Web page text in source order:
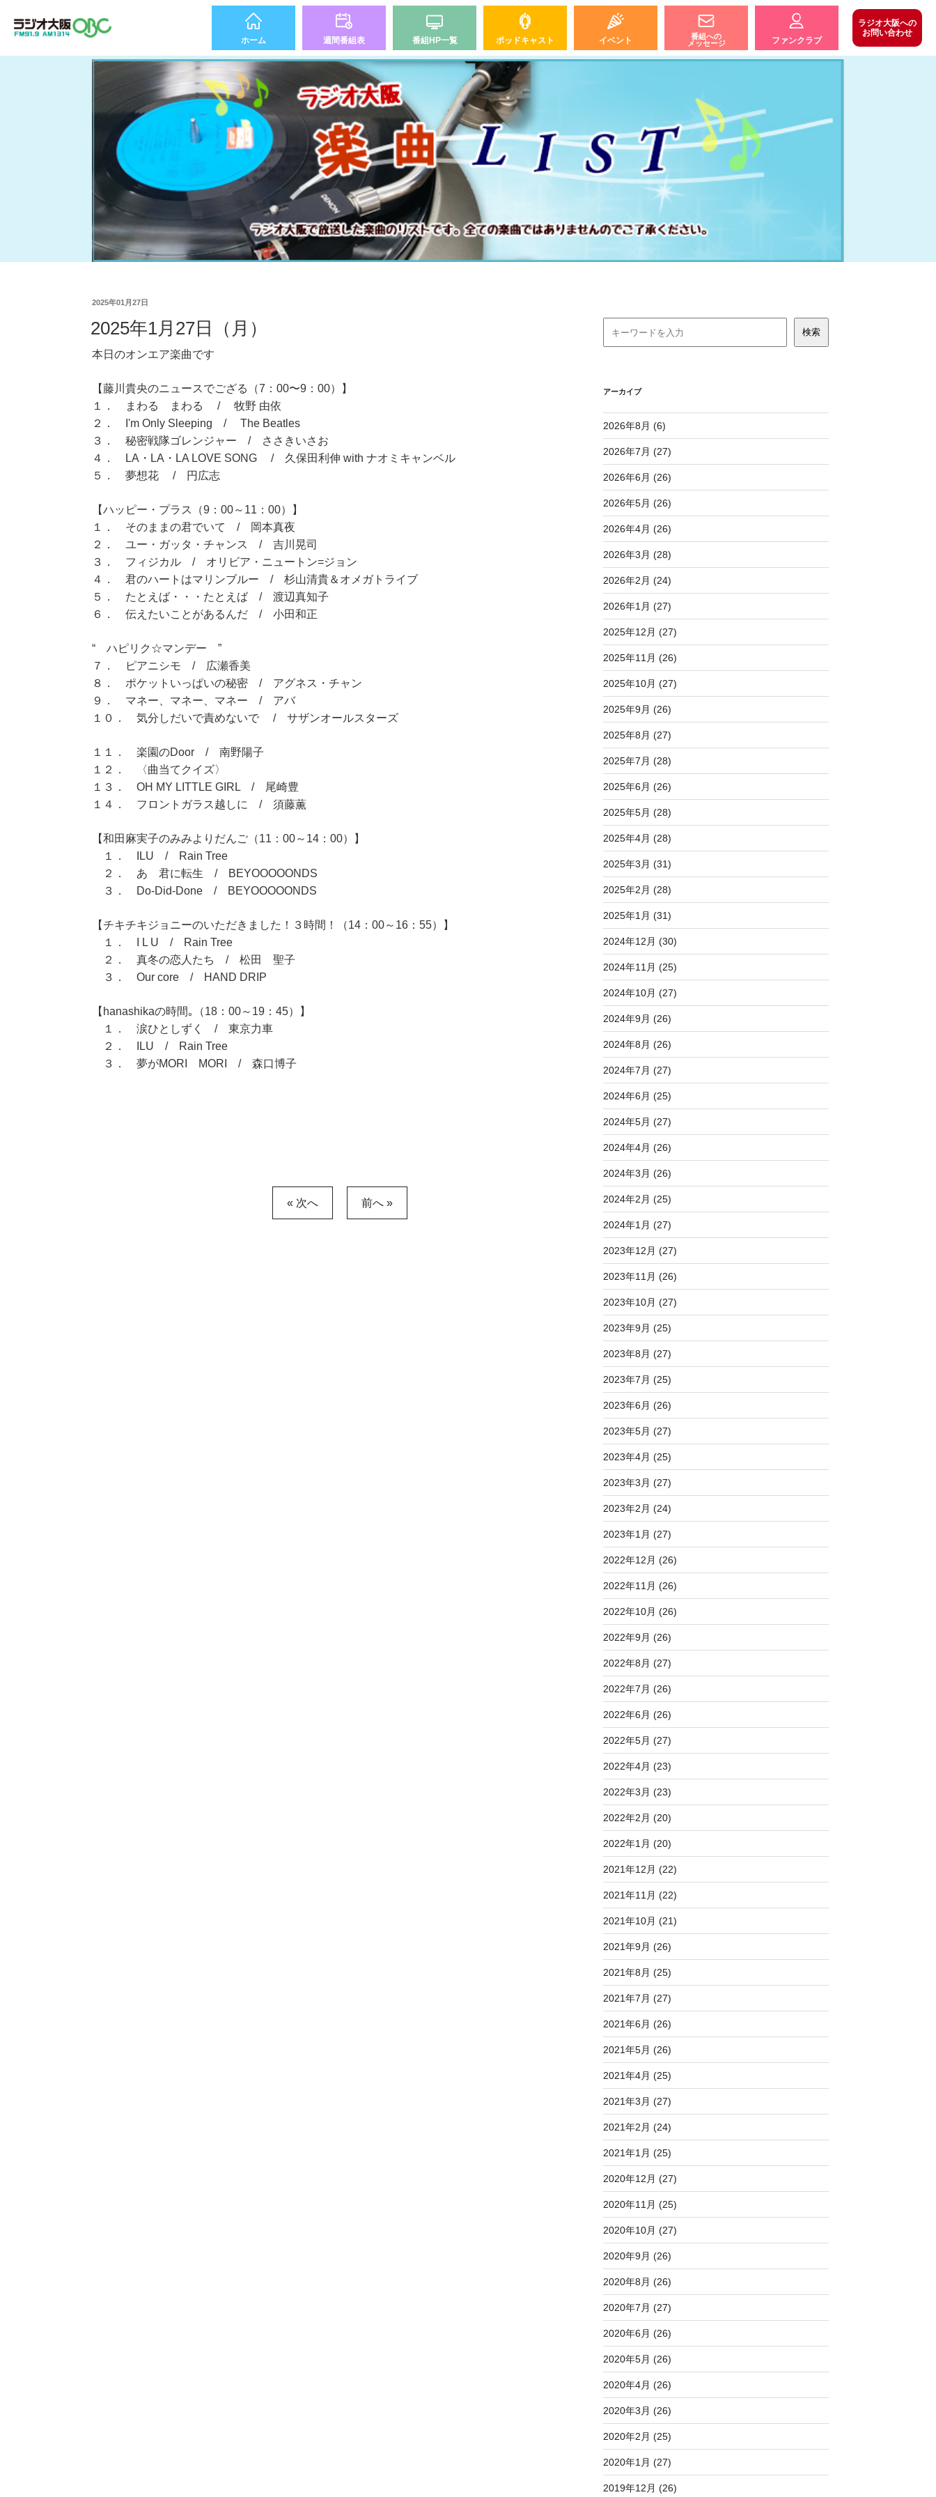
ホーム 週間番組表 番組HP一覧 ポッドキャスト イベント
番組への
メッセージ
ファンクラブ
ラジオ大阪への
お問い合わせ
2025年01月27日
2025年1月27日（月）
本日のオンエア楽曲です
【藤川貴央のニュースでござる（7：00〜9：00）】
１． まわる まわる / 牧野 由依
２． I'm Only Sleeping / The Beatles
３． 秘密戦隊ゴレンジャー / ささきいさお
４． LA・LA・LA LOVE SONG / 久保田利伸 with ナオミキャンベル
５． 夢想花 / 円広志
【ハッピー・プラス（9：00～11：00）】
１． そのままの君でいて / 岡本真夜
２． ユー・ガッタ・チャンス / 吉川晃司
３． フィジカル / オリビア・ニュートン=ジョン
４． 君のハートはマリンブルー / 杉山清貴＆オメガトライブ
５． たとえば・・・たとえば / 渡辺真知子
６． 伝えたいことがあるんだ / 小田和正
“ ハピリク☆マンデー ”
７． ピアニシモ / 広瀬香美
８． ポケットいっぱいの秘密 / アグネス・チャン
９． マネー、マネー、マネー / アバ
１０． 気分しだいで責めないで / サザンオールスターズ
１１． 楽園のDoor / 南野陽子
１２． 〈曲当てクイズ〉
１３． OH MY LITTLE GIRL / 尾崎豊
１４． フロントガラス越しに / 須藤薫
【和田麻実子のみみよりだんご（11：00～14：00）】
１． ILU / Rain Tree
２． あゝ君に転生 / BEYOOOOONDS
３． Do-Did-Done / BEYOOOOONDS
【チキチキジョニーのいただきました！３時間！（14：00～16：55）】
１． I L U / Rain Tree
２． 真冬の恋人たち / 松田 聖子
３． Our core / HAND DRIP
【hanashikaの時間｡（18：00～19：45）】
１． 涙ひとしずく / 東京力車
２． ILU / Rain Tree
３． 夢がMORI MORI / 森口博子
« 次へ 前へ »
アーカイブ
2026年8月 (6)
2026年7月 (27)
2026年6月 (26)
2026年5月 (26)
2026年4月 (26)
2026年3月 (28)
2026年2月 (24)
2026年1月 (27)
2025年12月 (27)
2025年11月 (26)
2025年10月 (27)
2025年9月 (26)
2025年8月 (27)
2025年7月 (28)
2025年6月 (26)
2025年5月 (28)
2025年4月 (28)
2025年3月 (31)
2025年2月 (28)
2025年1月 (31)
2024年12月 (30)
2024年11月 (25)
2024年10月 (27)
2024年9月 (26)
2024年8月 (26)
2024年7月 (27)
2024年6月 (25)
2024年5月 (27)
2024年4月 (26)
2024年3月 (26)
2024年2月 (25)
2024年1月 (27)
2023年12月 (27)
2023年11月 (26)
2023年10月 (27)
2023年9月 (25)
2023年8月 (27)
2023年7月 (25)
2023年6月 (26)
2023年5月 (27)
2023年4月 (25)
2023年3月 (27)
2023年2月 (24)
2023年1月 (27)
2022年12月 (26)
2022年11月 (26)
2022年10月 (26)
2022年9月 (26)
2022年8月 (27)
2022年7月 (26)
2022年6月 (26)
2022年5月 (27)
2022年4月 (23)
2022年3月 (23)
2022年2月 (20)
2022年1月 (20)
2021年12月 (22)
2021年11月 (22)
2021年10月 (21)
2021年9月 (26)
2021年8月 (25)
2021年7月 (27)
2021年6月 (26)
2021年5月 (26)
2021年4月 (25)
2021年3月 (27)
2021年2月 (24)
2021年1月 (25)
2020年12月 (27)
2020年11月 (25)
2020年10月 (27)
2020年9月 (26)
2020年8月 (26)
2020年7月 (27)
2020年6月 (26)
2020年5月 (26)
2020年4月 (26)
2020年3月 (26)
2020年2月 (25)
2020年1月 (27)
2019年12月 (26)